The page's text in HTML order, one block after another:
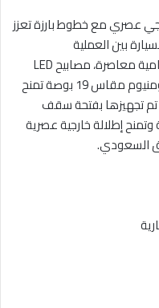
2026 بتصميم خارجي عصري مع خطوط بارزة تعزز
بين العملية
والديناميكية الهوائية من خلال شبكة أمامية معاصرة، مصابيح LED
أمامية وخلفية تعكس التطور، وجنوط ألومنيوم مقاس 19 بوصة تمنح
تم تجهيزها بفتحة سقف
وتمنح إطلالة خارجية عصرية
السعودي.